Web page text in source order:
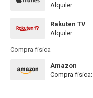
Alquiler:
Rakuten TV
Alquiler:
Compra física
Amazon
Compra física: